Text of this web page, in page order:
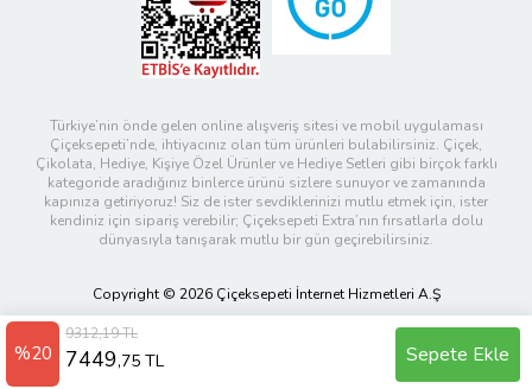
%20
9312,19 TL
7449,75 TL Sepete Ekle
Türkiye’nin önde gelen online alışveriş sitesi ve mobil uygulaması
Çiçeksepeti’nde, ihtiyacınız olan tüm ürünleri bulabilirsiniz. Çiçek,
Çikolata, Hediye, Kişiye Özel Ürünler ve Hediye Setleri gibi birçok farklı
kategoride aradığınız binlerce ürünü sizlere sunuyor ve zamanında
kapınıza getiriyoruz! Siz de ister sevdiklerinizi mutlu etmek için, ister
kendiniz için sipariş verebilir; Çiçeksepeti Extra’nın fırsatlarla dolu
dünyasıyla tanışarak mutlu bir gün geçirebilirsiniz.
Copyright © 2026 Çiçeksepeti İnternet Hizmetleri A.Ş